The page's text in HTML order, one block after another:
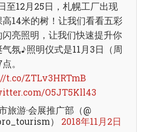
至12月25日，札幌工厂出现
高14米的树！让我们看看五彩
闪亮照明，让我们快速提升你
气氛♪照明仪式是11月3日（周
。
t.co/ZTLv3HRTmB
O5JT5Kll43
旅游·会展推广部（@
） 2018年11月2日